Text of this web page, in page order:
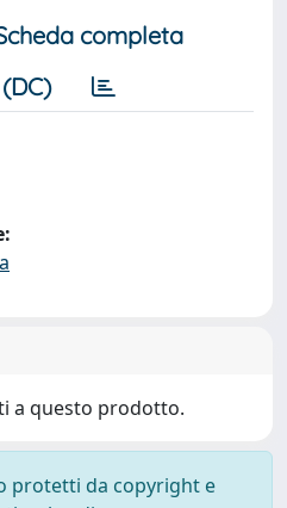
completa
a questo prodotto.
protetti da copyright e